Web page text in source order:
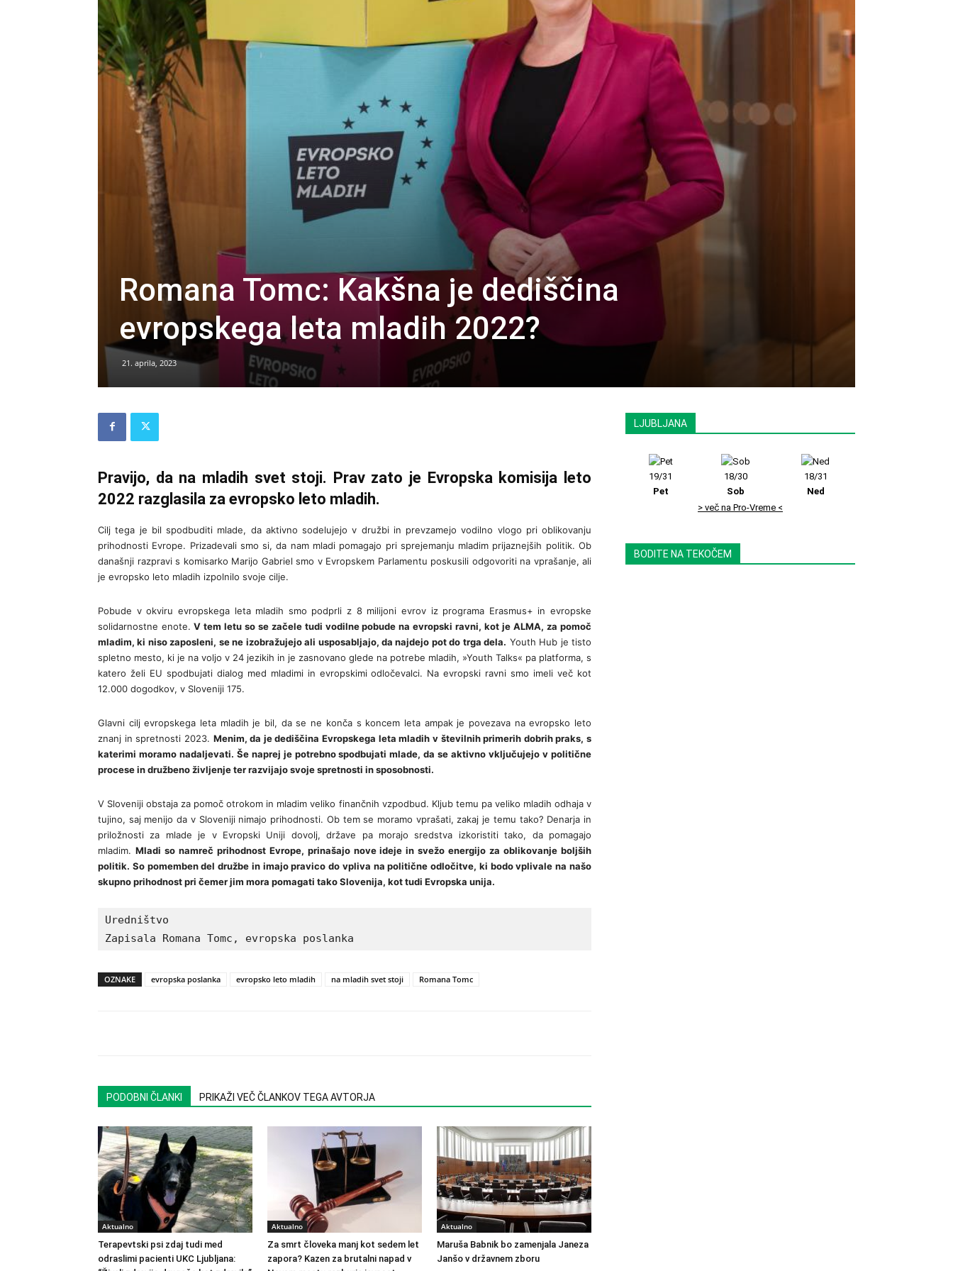
Romana Tomc: Kakšna je dediščina
evropskega leta mladih 2022?
21. aprila, 2023
Pravijo, da na mladih svet stoji. Prav zato je Evropska komisija leto
2022 razglasila za evropsko leto mladih.
Cilj tega je bil spodbuditi mlade, da aktivno sodelujejo v družbi in prevzamejo vodilno vlogo pri oblikovanju
prihodnosti Evrope. Prizadevali smo si, da nam mladi pomagajo pri sprejemanju mladim prijaznejših politik. Ob
današnji razpravi s komisarko Marijo Gabriel smo v Evropskem Parlamentu poskusili odgovoriti na vprašanje, ali
je evropsko leto mladih izpolnilo svoje cilje.
Pobude v okviru evropskega leta mladih smo podprli z 8 milijoni evrov iz programa Erasmus+ in evropske
solidarnostne enote. V tem letu so se začele tudi vodilne pobude na evropski ravni, kot je ALMA, za pomoč
mladim, ki niso zaposleni, se ne izobražujejo ali usposabljajo, da najdejo pot do trga dela. Youth Hub je tisto
spletno mesto, ki je na voljo v 24 jezikih in je zasnovano glede na potrebe mladih, »Youth Talks« pa platforma, s
katero želi EU spodbujati dialog med mladimi in evropskimi odločevalci. Na evropski ravni smo imeli več kot
12.000 dogodkov, v Sloveniji 175.
Glavni cilj evropskega leta mladih je bil, da se ne konča s koncem leta ampak je povezava na evropsko leto
znanj in spretnosti 2023. Menim, da je dediščina Evropskega leta mladih v številnih primerih dobrih praks, s
katerimi moramo nadaljevati. Še naprej je potrebno spodbujati mlade, da se aktivno vključujejo v politične
procese in družbeno življenje ter razvijajo svoje spretnosti in sposobnosti.
V Sloveniji obstaja za pomoč otrokom in mladim veliko finančnih vzpodbud. Kljub temu pa veliko mladih odhaja v
tujino, saj menijo da v Sloveniji nimajo prihodnosti. Ob tem se moramo vprašati, zakaj je temu tako? Denarja in
priložnosti za mlade je v Evropski Uniji dovolj, države pa morajo sredstva izkoristiti tako, da pomagajo
mladim. Mladi so namreč prihodnost Evrope, prinašajo nove ideje in svežo energijo za oblikovanje boljših
politik. So pomemben del družbe in imajo pravico do vpliva na politične odločitve, ki bodo vplivale na našo
skupno prihodnost pri čemer jim mora pomagati tako Slovenija, kot tudi Evropska unija.
Uredništvo
Zapisala Romana Tomc, evropska poslanka
OZNAKE evropska poslanka evropsko leto mladih na mladih svet stoji Romana Tomc
PODOBNI ČLANKI PRIKAŽI VEČ ČLANKOV TEGA AVTORJA
Aktualno
Terapevtski psi zdaj tudi med
odraslimi pacienti UKC Ljubljana:
Aktualno
Za smrt človeka manj kot sedem let
zapora? Kazen za brutalni napad v
Aktualno
Maruša Babnik bo zamenjala Janeza
Janšo v državnem zboru
LJUBLJANA
19/31
Pet
18/30
Sob
18/31
Ned
> več na Pro-Vreme <
BODITE NA TEKOČEM